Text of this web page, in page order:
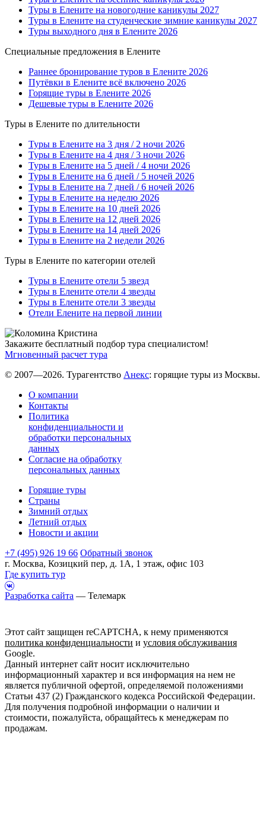
Туры в Елените на новогодние каникулы 2027
Туры в Елените на студенческие зимние каникулы 2027
Туры выходного дня в Елените 2026
Специальные предложения в Елените
Раннее бронирование туров в Елените 2026
Путёвки в Елените всё включено 2026
Горящие туры в Елените 2026
Дешевые туры в Елените 2026
Туры в Елените по длительности
Туры в Елените на 3 дня / 2 ночи 2026
Туры в Елените на 4 дня / 3 ночи 2026
Туры в Елените на 5 дней / 4 ночи 2026
Туры в Елените на 6 дней / 5 ночей 2026
Туры в Елените на 7 дней / 6 ночей 2026
Туры в Елените на неделю 2026
Туры в Елените на 10 дней 2026
Туры в Елените на 12 дней 2026
Туры в Елените на 14 дней 2026
Туры в Елените на 2 недели 2026
Туры в Елените по категории отелей
Туры в Елените отели 5 звезд
Туры в Елените отели 4 звезды
Туры в Елените отели 3 звезды
Отели Елените на первой линии
Закажите бесплатный подбор тура специалистом!
Мгновенный расчет тура
© 2007—2026. Турагентство Анекс: горящие туры из Москвы.
О компании
Контакты
Политика
конфиденциальности и
обработки персональных
данных
Согласие на обработку
персональных данных
Горящие туры
Страны
Зимний отдых
Летний отдых
Новости и акции
+7 (495) 926 19 66 Обратный звонок
г. Москва, Козицкий пер, д. 1А, 1 этаж, офис 103
Где купить тур
Разработка сайта — Телемарк
Этот сайт защищен reCAPTCHA, к нему применяются
политика конфиденциальности и условия обслуживания
Google.
Данный интернет сайт носит исключительно
информационный характер и вся информация на нем не
является публичной офертой, определяемой положениями
Статьи 437 (2) Гражданского кодекса Российской Федерации.
Для получения подробной информации о наличии и
стоимости, пожалуйста, обращайтесь к менеджерам по
продажам.